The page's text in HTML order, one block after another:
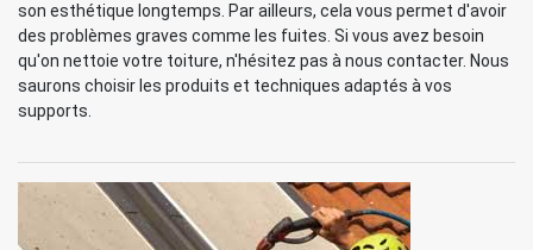
son esthétique longtemps. Par ailleurs, cela vous permet d'avoir
des problèmes graves comme les fuites. Si vous avez besoin
qu'on nettoie votre toiture, n'hésitez pas à nous contacter. Nous
saurons choisir les produits et techniques adaptés à vos
supports.